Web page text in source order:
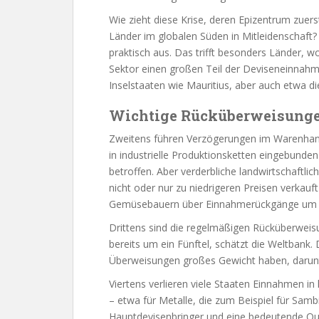
Wie zieht diese Krise, deren Epizentrum
Länder im globalen Süden in
praktisch aus. Das trifft besonders Länder,
Sektor einen großen Teil der
Inselstaaten wie Mauritius, aber auch etwa
Wichtige
Zweitens führen Verzögerungen im
in industrielle Produktionsketten
betroffen. Aber verderbliche
nicht oder nur zu niedrigeren Preisen
Gemüsebauern über Einnahmerückgänge
Drittens sind die regelmäßigen
bereits um ein Fünftel, schätzt die
Überweisungen großes Gewicht haben,
Viertens verlieren viele Staaten Einnahmen
– etwa für Metalle, die zum Beispiel für